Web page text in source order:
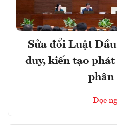
Sửa đổi Luật
duy, kiến tạo
phân
Đọc